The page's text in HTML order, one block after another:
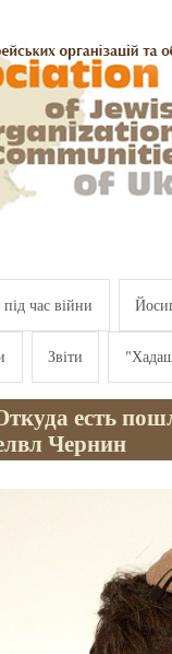
час війни
Звіти
есть
Чернин